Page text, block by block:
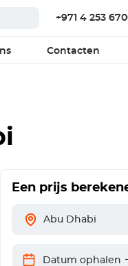
+971 4 253
Contacten
Een prijs
Abu Dhabi
Datum ophalen -